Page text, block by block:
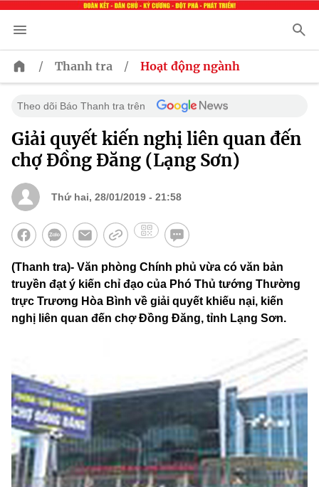
/ Thanh tra / Hoạt động ngành
Theo dõi Báo Thanh tra trên
Giải quyết kiến nghị liên quan đến
chợ Đồng Đăng (Lạng Sơn)
Thứ hai, 28/01/2019 - 21:58
(Thanh tra)- Văn phòng Chính phủ vừa có văn bản
truyền đạt ý kiến chỉ đạo của Phó Thủ tướng Thường
trực Trương Hòa Bình về giải quyết khiếu nại, kiến
nghị liên quan đến chợ Đồng Đăng, tỉnh Lạng Sơn.